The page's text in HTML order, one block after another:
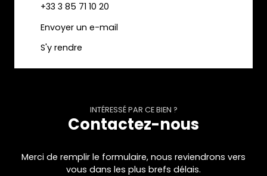
+33 3 85 71 10 20
Envoyer un e-mail
S'y rendre
INTÉRESSÉ PAR CE BIEN ?
Contactez-nous
Merci de remplir le formulaire, nous reviendrons vers
vous dans les plus brefs délais.